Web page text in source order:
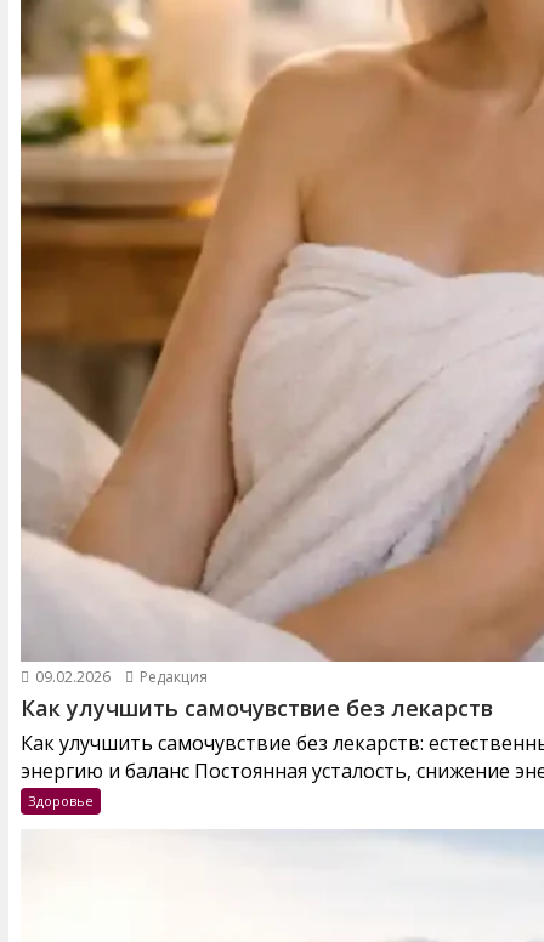
09.02.2026 Редакция
Как улучшить самочувствие без лекарств
Как улучшить самочувствие без лекарств:
энергию и баланс Постоянная усталость, снижение
Здоровье